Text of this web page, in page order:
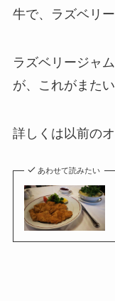
牛で、ラズベリ
ラズベリージャ
が、これがまた
詳しくは以前の
あわせて読みたい